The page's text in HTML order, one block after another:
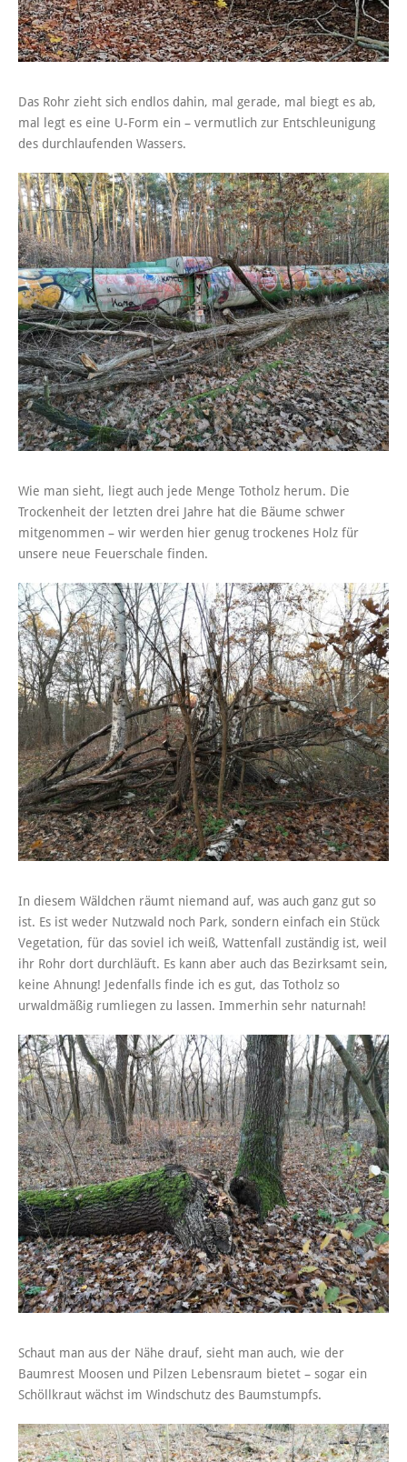
Das Rohr zieht sich endlos dahin, mal gerade, mal biegt es ab,
mal legt es eine U-Form ein – vermutlich zur Entschleunigung
des durchlaufenden Wassers.
Wie man sieht, liegt auch jede Menge Totholz herum. Die
Trockenheit der letzten drei Jahre hat die Bäume schwer
mitgenommen – wir werden hier genug trockenes Holz für
unsere neue Feuerschale finden.
In diesem Wäldchen räumt niemand auf, was auch ganz gut so
ist. Es ist weder Nutzwald noch Park, sondern einfach ein Stück
Vegetation, für das soviel ich weiß, Wattenfall zuständig ist, weil
ihr Rohr dort durchläuft. Es kann aber auch das Bezirksamt sein,
keine Ahnung! Jedenfalls finde ich es gut, das Totholz so
urwaldmäßig rumliegen zu lassen. Immerhin sehr naturnah!
Schaut man aus der Nähe drauf, sieht man auch, wie der
Baumrest Moosen und Pilzen Lebensraum bietet – sogar ein
Schöllkraut wächst im Windschutz des Baumstumpfs.